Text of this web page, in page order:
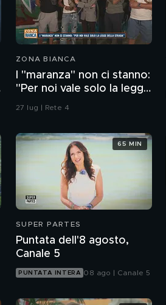
ZONA BIANCA
I "maranza" non ci stanno:
"Per noi vale solo la legge
della strada"
27 lug | Rete 4
SUPER PARTES
Puntata dell'8 agosto,
Canale 5
PUNTATA INTERA 08 ago | Canale 5
65 MIN